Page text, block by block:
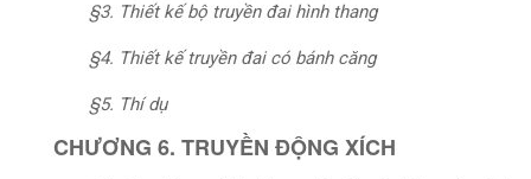
§3. Thiết kế bộ truyền đai hình thang
§4. Thiết kế truyền đai có bánh căng
§5. Thí dụ
CHƯƠNG 6. TRUYỀN ĐỘNG XÍCH